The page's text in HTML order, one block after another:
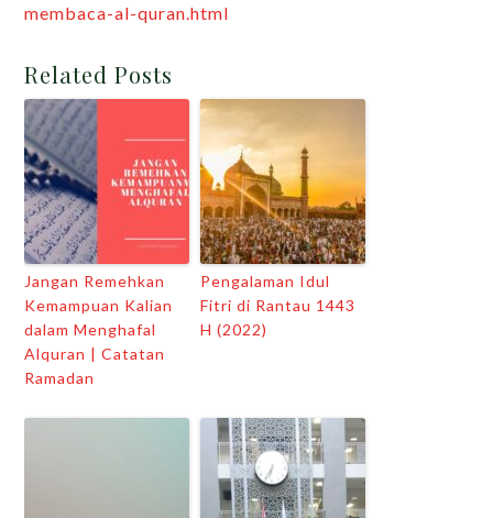
membaca-al-quran.html
Related Posts
Jangan Remehkan
Kemampuan Kalian
dalam Menghafal
Alquran | Catatan
Ramadan
Pengalaman Idul
Fitri di Rantau 1443
H (2022)